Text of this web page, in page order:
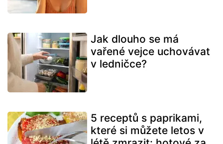
Jak dlouho se má
vařené vejce uchovávat
v ledničce?
5 receptů s paprikami,
které si můžete letos v